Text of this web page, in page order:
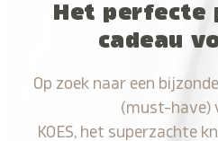
Het perfecte
cadeau
Op zoek naar een
(must-have)
KOES, het superzachte